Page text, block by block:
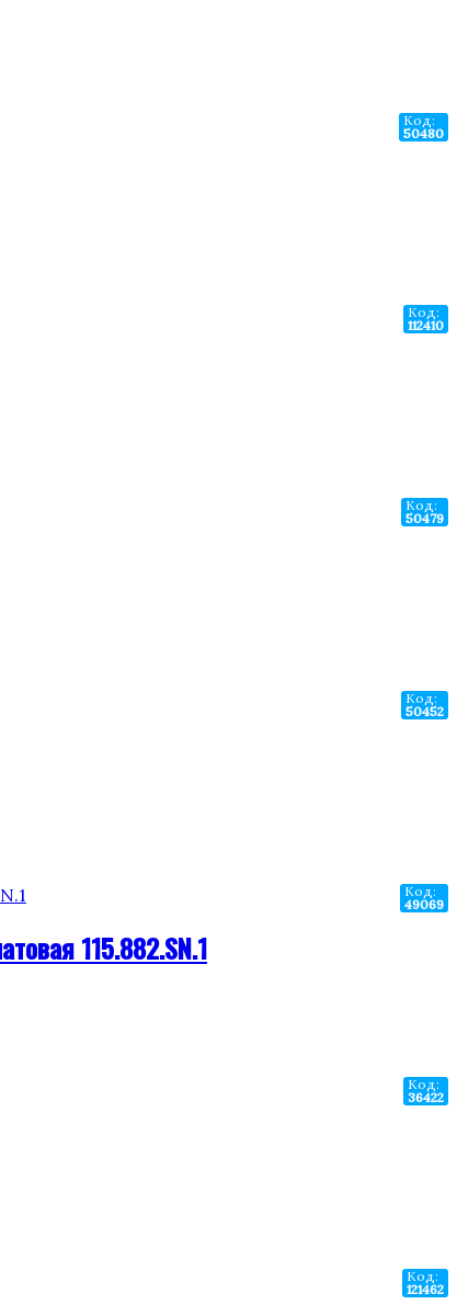
Код:
50480
Код:
112410
Код:
50479
Код:
50452
Код:
49069
115.882.SN.1
Код:
36422
Код:
121462